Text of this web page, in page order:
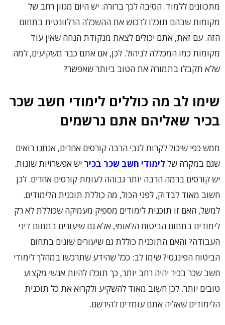
מתכוונים ללמוד. הסיבה לכך ברורה: יש היום מגוון רחב של
מקומות שבהם תוכלו לרכוש את ההשכלה הרלוונטית בתחום
הזה. עם זאת, אתם יכולים לצאת מנקודת הנחה שאין עוד
מקומות כמו המכללה לניהול. לכן, אם אתם כבר משקיעים, למה
שלא תקבלו בתמורה את הטוב ביותר שאפשר?
שימו לב מה כוללים לימודי חשב שכר
בכיר שאליהם אתם נרשמים
ממש כפי שיכול לקרות לגבי הרבה קורסים אחרים, אנחנו רואים
שגם במקרה של לימודי חשב שכר בכיר יש אפשרויות שונות.
יש קורסים ברמה הרבה יותר גבוהה לעומת קורסים אחרים. לכן
חשוב מאוד לבדוק, לפני הכול, מה כוללת תוכנית הלימודים.
למשל, האם זו תוכנית לימודים מספיק מעמיקה שכוללת לא רק
לימודים בתחום הביטוח הלאומי, אלא גם שיעורים בתחום דיני
העבודה? והאם התוכנית כוללת גם שיעורים שונים בתחום
הביטוח הפיננסי? שימו לב: ככל שהידע שתרכשו במהלך לימודי
חשב שכר בכיר יהיה רחב יותר, כך תוכלו להיות אנשי מקצוע
טובים יותר. לכן חשוב מאוד להשקיע ולקרוא את כל תוכנית
הלימודים שאליה אתם עומדים להירשם.